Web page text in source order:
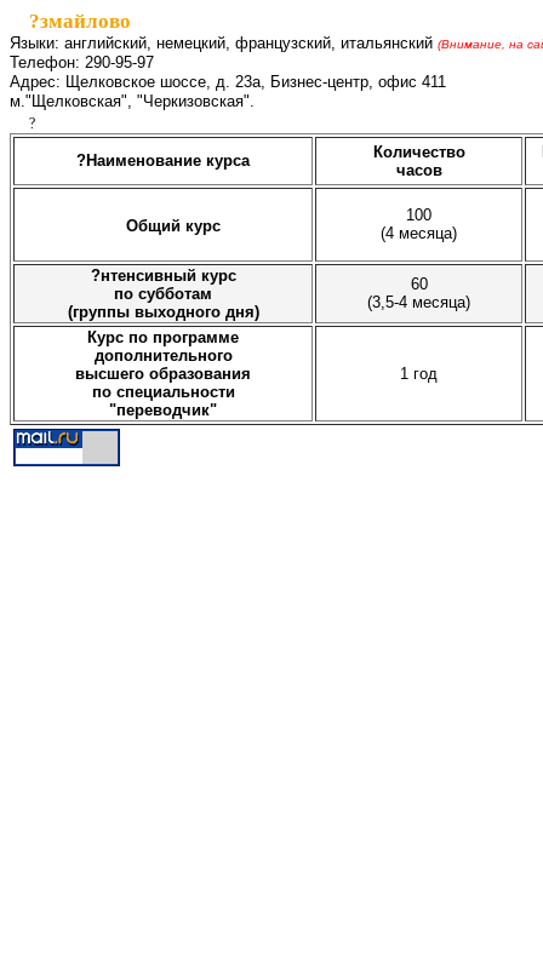
?змайлово
Языки: английский, немецкий, французский, итальянский (Внимание, на
Телефон: 290-95-97
Адрес: Щелковское шоссе, д. 23а, Бизнес-центр, офис 411
м."Щелковская", "Черкизовская".
?
?Наименование курса
Количество
часов
Общий курс
100
(4 месяца)
?нтенсивный курс
по субботам
(группы выходного дня)
60
(3,5-4 месяца)
Курс по программе
дополнительного
высшего образования
по специальности
"переводчик"
1 год